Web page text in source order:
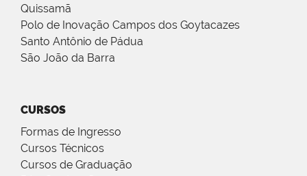
Quissamã
Polo de Inovação Campos dos Goytacazes
Santo Antônio de Pádua
São João da Barra
CURSOS
Formas de Ingresso
Cursos Técnicos
Cursos de Graduação